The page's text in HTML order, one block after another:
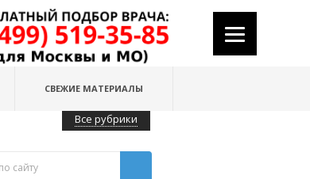
СВЕЖИЕ МАТЕРИАЛЫ
Все рубрики